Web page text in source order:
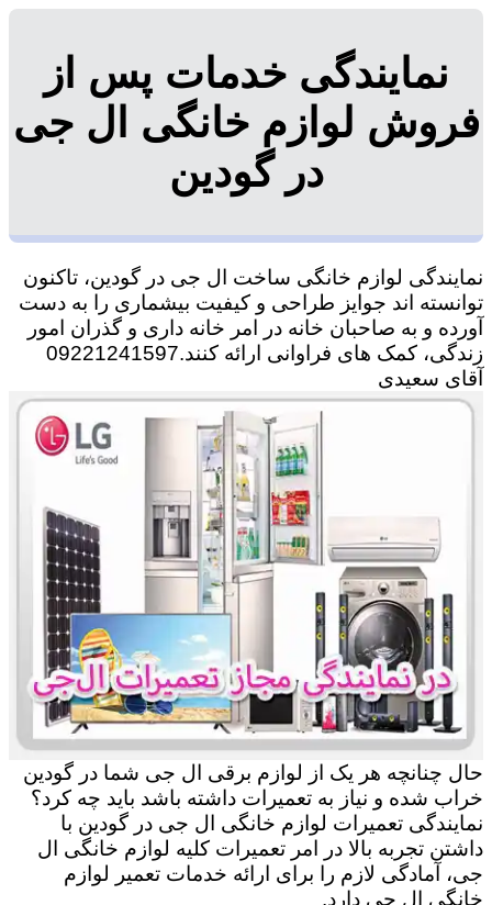
نمایندگی خدمات پس از
فروش لوازم خانگی ال جی
در گودین
نمایندگی لوازم خانگی ساخت ال جی در گودین، تاکنون
توانسته اند جوایز طراحی و کیفیت بیشماری را به دست
آورده و به صاحبان خانه در امر خانه داری و گذران امور
زندگی، کمک های فراوانی ارائه کنند.09221241597
آقای سعیدی
حال چنانچه هر یک از لوازم برقی ال جی شما در گودین
خراب شده و نیاز به تعمیرات داشته باشد باید چه کرد؟
نمایندگی تعمیرات لوازم خانگی ال جی در گودین با
داشتن تجربه بالا در امر تعمیرات کلیه لوازم خانگی ال
جی، آمادگی لازم را برای ارائه خدمات تعمیر لوازم
خانگی ال جی دارد.